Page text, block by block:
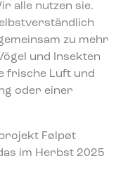
alle nutzen sie.
zu mehr
und Insekten
frische Luft und
oder einer
Følpøt
im Herbst 2025